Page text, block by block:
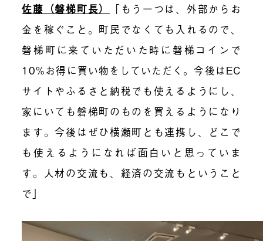
佐藤（磐梯町長）
「もう一つは、外部からお
金を稼ぐこと。町民でなくても入れるので、
磐梯町に来ていただいた時に磐梯コインで
10%お得に買い物をしていただく。今後はEC
サイトやふるさと納税でも使えるようにし、
家にいても磐梯町のものを買えるようになり
ます。今後はぜひ横瀬町とも連携し、どこで
も使えるようになれば面白いと思っていま
す。人材の交流も、経済の交流もということ
で」